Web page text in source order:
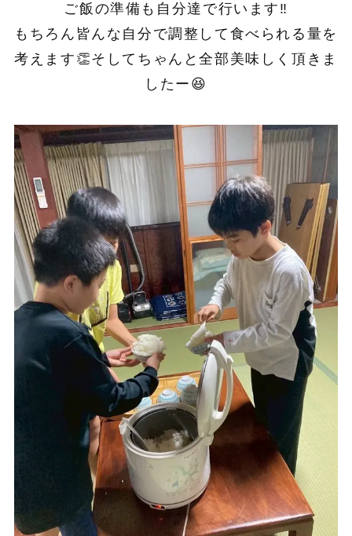
ご飯の準備も自分達で行います‼︎
もちろん皆んな自分で調整して食べられる量を
考えます👏そしてちゃんと全部美味しく頂きま
したー😆